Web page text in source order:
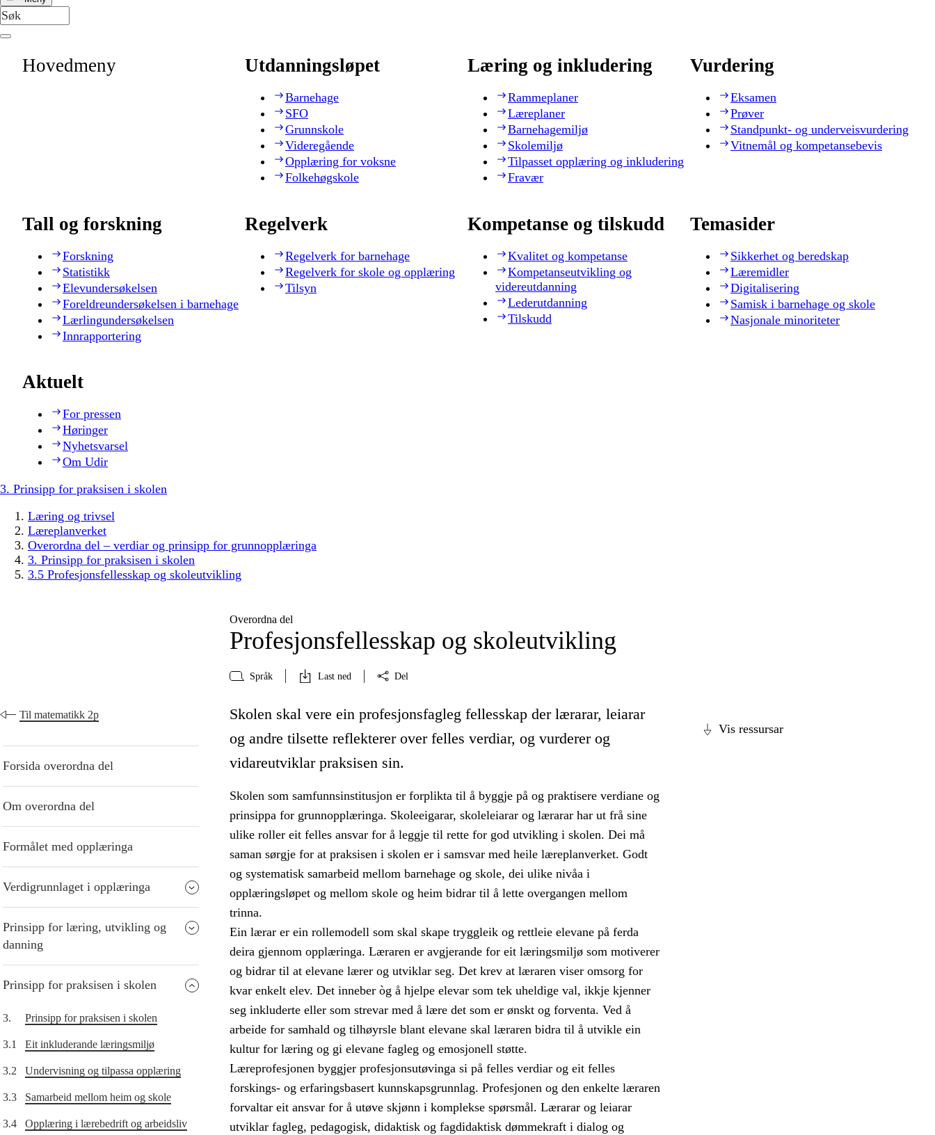
Hovedmeny Utdanningsløpet
Barnehage
SFO
Grunnskole
Videregående
Opplæring for voksne
Folkehøgskole
Læring og inkludering
Rammeplaner
Læreplaner
Barnehagemiljø
Skolemiljø
Tilpasset opplæring og inkludering
Fravær
Vurdering
Eksamen
Prøver
Standpunkt- og underveisvurdering
Vitnemål og kompetansebevis
Tall og forskning
Forskning
Statistikk
Elevundersøkelsen
Foreldreundersøkelsen i barnehage
Lærlingundersøkelsen
Innrapportering
Regelverk
Regelverk for barnehage
Regelverk for skole og opplæring
Tilsyn
Kompetanse og tilskudd
Kvalitet og kompetanse
Kompetanseutvikling og
videreutdanning
Lederutdanning
Tilskudd
Temasider
Sikkerhet og beredskap
Læremidler
Digitalisering
Samisk i barnehage og skole
Nasjonale minoriteter
Aktuelt
For pressen
Høringer
Nyhetsvarsel
Om Udir
3. Prinsipp for praksisen i skolen
Læring og trivsel
Læreplanverket
Overordna del – verdiar og prinsipp for grunnopplæringa
3. Prinsipp for praksisen i skolen
3.5 Profesjonsfellesskap og skoleutvikling
Overordna del
Profesjonsfellesskap og skoleutvikling
Språk Last ned Del
Til matematikk 2p
Forsida overordna del
Om overordna del
Formålet med opplæringa
Verdigrunnlaget i opplæringa
Prinsipp for læring, utvikling og
danning
Prinsipp for praksisen i skolen
3. Prinsipp for praksisen i skolen
3.1 Eit inkluderande læringsmiljø
3.2 Undervisning og tilpassa opplæring
3.3 Samarbeid mellom heim og skole
3.4 Opplæring i lærebedrift og arbeidsliv
Vis ressursar
Skolen skal vere ein profesjonsfagleg fellesskap der lærarar, leiarar
og andre tilsette reflekterer over felles verdiar, og vurderer og
vidareutviklar praksisen sin.
Skolen som samfunnsinstitusjon er forplikta til å byggje på og praktisere verdiane og
prinsippa for grunnopplæringa. Skoleeigarar, skoleleiarar og lærarar har ut frå sine
ulike roller eit felles ansvar for å leggje til rette for god utvikling i skolen. Dei må
saman sørgje for at praksisen i skolen er i samsvar med heile læreplanverket. Godt
og systematisk samarbeid mellom barnehage og skole, dei ulike nivåa i
opplæringsløpet og mellom skole og heim bidrar til å lette overgangen mellom
trinna.
Ein lærar er ein rollemodell som skal skape tryggleik og rettleie elevane på ferda
deira gjennom opplæringa. Læraren er avgjerande for eit læringsmiljø som motiverer
og bidrar til at elevane lærer og utviklar seg. Det krev at læraren viser omsorg for
kvar enkelt elev. Det inneber òg å hjelpe elevar som tek uheldige val, ikkje kjenner
seg inkluderte eller som strevar med å lære det som er ønskt og forventa. Ved å
arbeide for samhald og tilhøyrsle blant elevane skal læraren bidra til å utvikle ein
kultur for læring og gi elevane fagleg og emosjonell støtte.
Læreprofesjonen byggjer profesjonsutøvinga si på felles verdiar og eit felles
forskings- og erfaringsbasert kunnskapsgrunnlag. Profesjonen og den enkelte læraren
forvaltar eit ansvar for å utøve skjønn i komplekse spørsmål. Lærarar og leiarar
utviklar fagleg, pedagogisk, didaktisk og fagdidaktisk dømmekraft i dialog og